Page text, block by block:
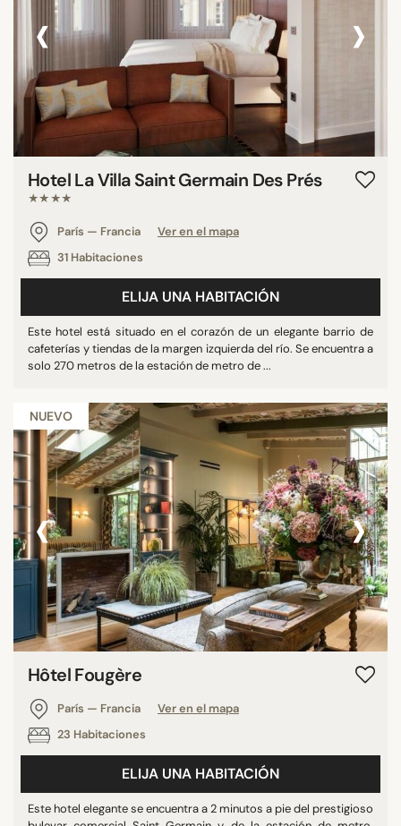
‹ ›
Hotel La Villa Saint Germain Des Prés
★★★★
París — Francia
Ver en el mapa
31 Habitaciones
ELIJA UNA HABITACIÓN
Este hotel está situado en el corazón de un elegante barrio de
cafeterías y tiendas de la margen izquierda del río. Se encuentra a
solo 270 metros de la estación de metro de ...
NUEVO
‹ ›
Hôtel Fougère
París — Francia
Ver en el mapa
23 Habitaciones
ELIJA UNA HABITACIÓN
Este hotel elegante se encuentra a 2 minutos a pie del prestigioso